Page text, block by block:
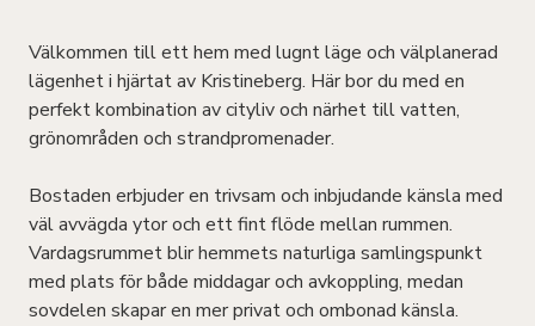
Välkommen till ett hem med lugnt läge och välplanerad
lägenhet i hjärtat av Kristineberg. Här bor du med en
perfekt kombination av cityliv och närhet till vatten,
grönområden och strandpromenader.
Bostaden erbjuder en trivsam och inbjudande känsla med
väl avvägda ytor och ett fint flöde mellan rummen.
Vardagsrummet blir hemmets naturliga samlingspunkt
med plats för både middagar och avkoppling, medan
sovdelen skapar en mer privat och ombonad känsla.